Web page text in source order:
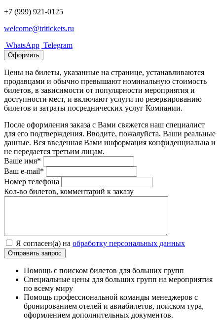
+7 (999) 921-0125
welcome@tritickets.ru
WhatsApp Telegram
Оформить
Цены на билеты, указанные на странице, устанавливаются
продавцами и обычно превышают номинальную стоимость
билетов, в зависимости от популярности мероприятия и
доступности мест, и включают услуги по резервированию
билетов и затраты посреднических услуг Компании.
После оформления заказа с Вами свяжется наш специалист
для его подтверждения. Вводите, пожалуйста, Ваши реальные
данные. Вся введенная Вами информация конфиденциальна и
не передается третьим лицам.
Ваше имя*
Ваш e-mail*
Номер телефона
Кол-во билетов, комментарий к заказу
Я согласен(а) на обработку персональных данных
Помощь с поиском билетов для больших групп
Специальные цены для больших групп на мероприятия
по всему миру
Помощь профессиональной команды менеджеров с
бронированием отелей и авиабилетов, поиском тура,
оформлением дополнительных документов.